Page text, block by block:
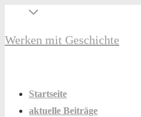
Inhalt
Secondary
Werken mit Geschichte
Startseite
aktuelle Beiträge